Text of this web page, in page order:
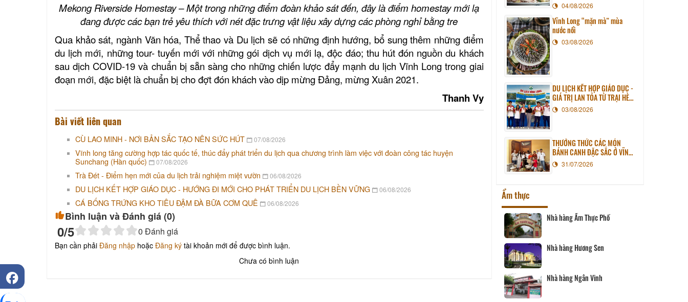
Mekong Riverside Homestay – Một trong những điểm đoàn khảo sát đến,đây là điểm homestay mới lạ
đang được các bạn trẻ yêu thích với nétđặc trưng vật liệu xây dựng các phòng nghỉ bằng tre
Qua khảo sát, ngành Văn hóa, Thể thao và Du lịch sẽ có những định hướng, bổ sung thêm những điểm
du lịch mới, những tour- tuyến mới với những gói dịch vụ mới lạ, độc đáo; thu hút đón nguồn du khách
sau dịch COVID-19 và chuẩn bị sẵn sàng cho những chiến lược đẩy mạnh du lịch Vĩnh Long trong giai
đoạn mới, đặc biệt là chuẩn bị cho đợt đón khách vào dịp mừng Đảng, mừng Xuân 2021.
Thanh Vy
Bài viết liên quan
CÙ LAO MINH - NƠI BẢN SẮC TẠO NÊN SỨC HÚT 07/08/2026
Vĩnh long tăng cường hợp tác quốc tế, thúc đẩy phát triển du lịch qua chương trình làm việc với đoàn công tác huyện
Sunchang (Hàn quốc)
07/08/2026
Trà Đét - Điểm hẹn mới của du lịch trải nghiệm miệt vườn 06/08/2026
DU LỊCH KẾT HỢP GIÁO DỤC - HƯỚNG ĐI MỚI CHO PHÁT TRIỂN DU LỊCH BỀN VỮNG 06/08/2026
CÁ BỐNG TRỨNG KHO TIÊU ĐẬM ĐÀ BỮA CƠM QUÊ 06/08/2026
Bình luận và Đánh giá (0)
0/5 0 Đánh giá
Bạn cần phải Đăng nhập hoặc Đăng ký tài khoản mới để được bình luận.
Chưa có bình luận
04/08/2026
Vĩnh Long “mặn mà” mùa
nước nổi
03/08/2026
DU LỊCH KẾT HỢP GIÁO DỤC -
GIÁ TRỊ LAN TỎA TỪ TRẠI HÈ
PHƯƠNG NAM NĂM 2026
03/08/2026
THƯỞNG THỨC CÁC MÓN
BÁNH CANH ĐẶC SẮC Ở VĨNH
LONG31/07/2026
Ẩm thực
Nhà hàng Ẩm Thực Phố
Nhà hàng Hương Sen
Nhà hàng Ngân Vinh